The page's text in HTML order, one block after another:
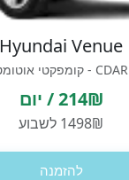
Hyundai Venue
CDAR - קומפקטי אוטומט
214₪ / יום
1498₪ לשבוע
להזמנה